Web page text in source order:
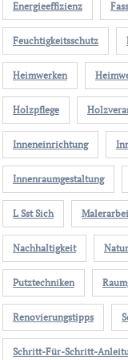
Energieeffizienz
Feuchtigkeitsschutz
Heimwerken
Holzpflege
Inneneinrichtung
Innenraumgestaltung
L Sst Sich
Nachhaltigkeit
Putztechniken
Renovierungstipps
Schritt-Für-Schritt-